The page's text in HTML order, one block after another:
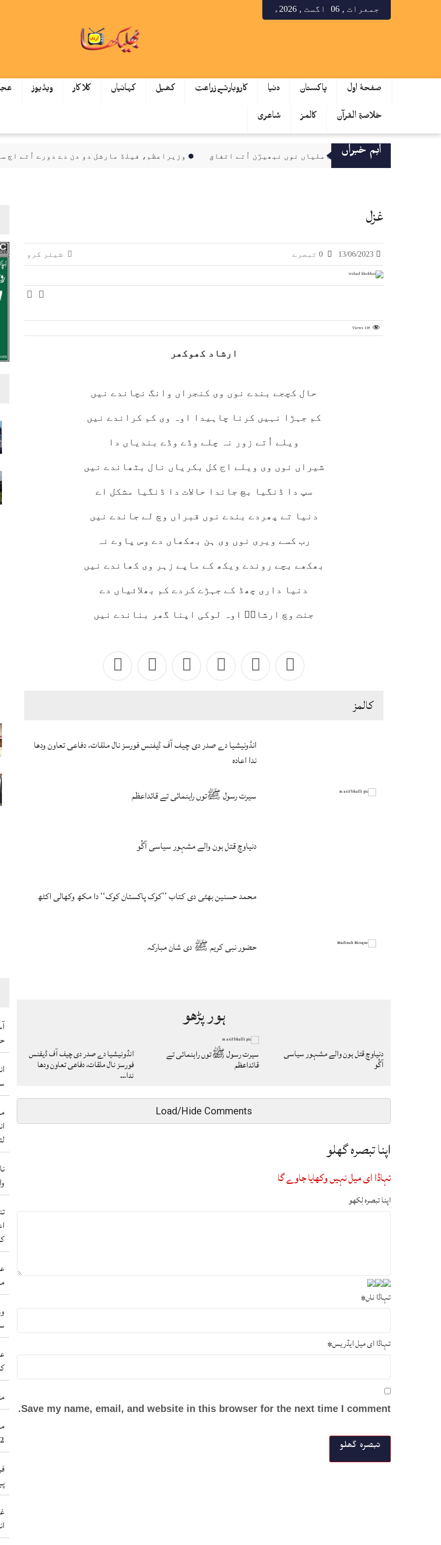
جمعرات , 06 اگست , 2026ء
صفحۂ اول پاکستان دنیا کاروبارتےزراعت کھیل کہانیاں کلاکار ویڈیوز
خلاصۃ القرآن کالمز شاعری
اہم خبراں
گل بات، تکنیکی معاملیاں نوں نبھیڑن اُتے اتفاق وزیراعظم، فیلڈ مارشل دو دن دے دورے اُتے اڄ
والے
2عورتاں سنے 38نوجوان شہید کر دتے
غزل
شیئر کرو 13/06/2023
Views 159
ارشاد کھوکھر
حال کچجے بندے نوں وی کنجراں وانگ نچاندے نیں
کم جہڑا نہیں کرنا چاہیدا اوہ وی کم کراندے نیں
ویلے اُتے زور نہ چلے وڈے وڈے بندیاں دا
شیراں نوں وی ویلے اج کل بکریاں نال بٹھاندے نیں
سپ دا ڈنگیا بچ جاندا حالات دا ڈنگیا مشکل اے
دنیا تے پھردے بندے نوں قبراں وچ لے جاندے نیں
رب کسے ویری نوں وی ہن بھکھاں دے وس پاوے نہ
بھکھے بچے روندے ویکھ کے ماپے زہر وی کھاندے نیں
دنیا داری چھڈ کے جہڑے کردے کم بھلائیاں دے
جنت وچ ارشادؔ اوہ لوکی اپنا گھر بناندے نیں
كالمز
انڈونیشیا دے صدر دی چیف آف ڈیفنس فورسز نال ملقات، دفاعی تعاون ودھا
ندا اعادہ
سیرت رسول ﷺتوں راہنمائی تے قائداعظم
دنیاوچ قتل ہون والے مشہور سیاسی آگُو
محمد حسنین بھٹی دی کتاب ’’کوک پاکستان کوک‘‘ دا مکھ وکھالی اکٹھ
حضور نبی کریم ﷺ دی شان مبارکہ
ہور پڑھو
انڈونیشیا دے صدر دی چیف آف ڈیفنس
فورسز نال ملقات، دفاعی تعاون ودھا
ندا…
سیرت رسول ﷺتوں راہنمائی تے
قائداعظم
دنیاوچ قتل ہون والے مشہور سیاسی
آگُو
Load/Hide Comments
اپنا تبصرہ گھلو
تہاڈا ای میل نہیں وکھایا جاوے گا
اپنا تبصرہ لِکھو
تہاڈا ناں*
تہاڈا ای میل ایڈریس*
Save my name, email, and website in this browser for the next time I comment.